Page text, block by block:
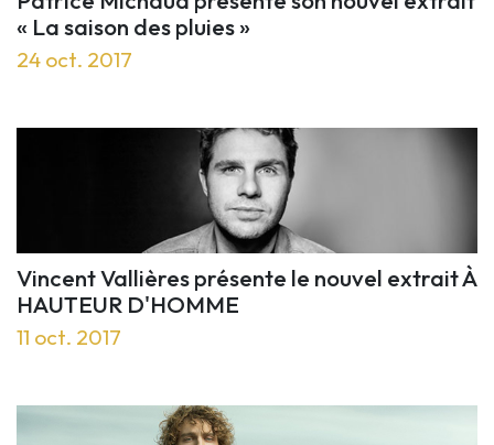
« La saison des pluies »
24 oct. 2017
Vincent Vallières présente le nouvel extrait À
HAUTEUR D'HOMME
11 oct. 2017